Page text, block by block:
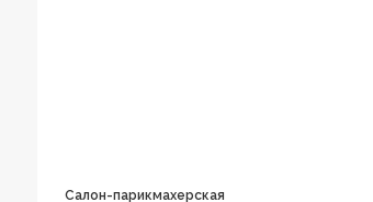
Салон-парикмахерская